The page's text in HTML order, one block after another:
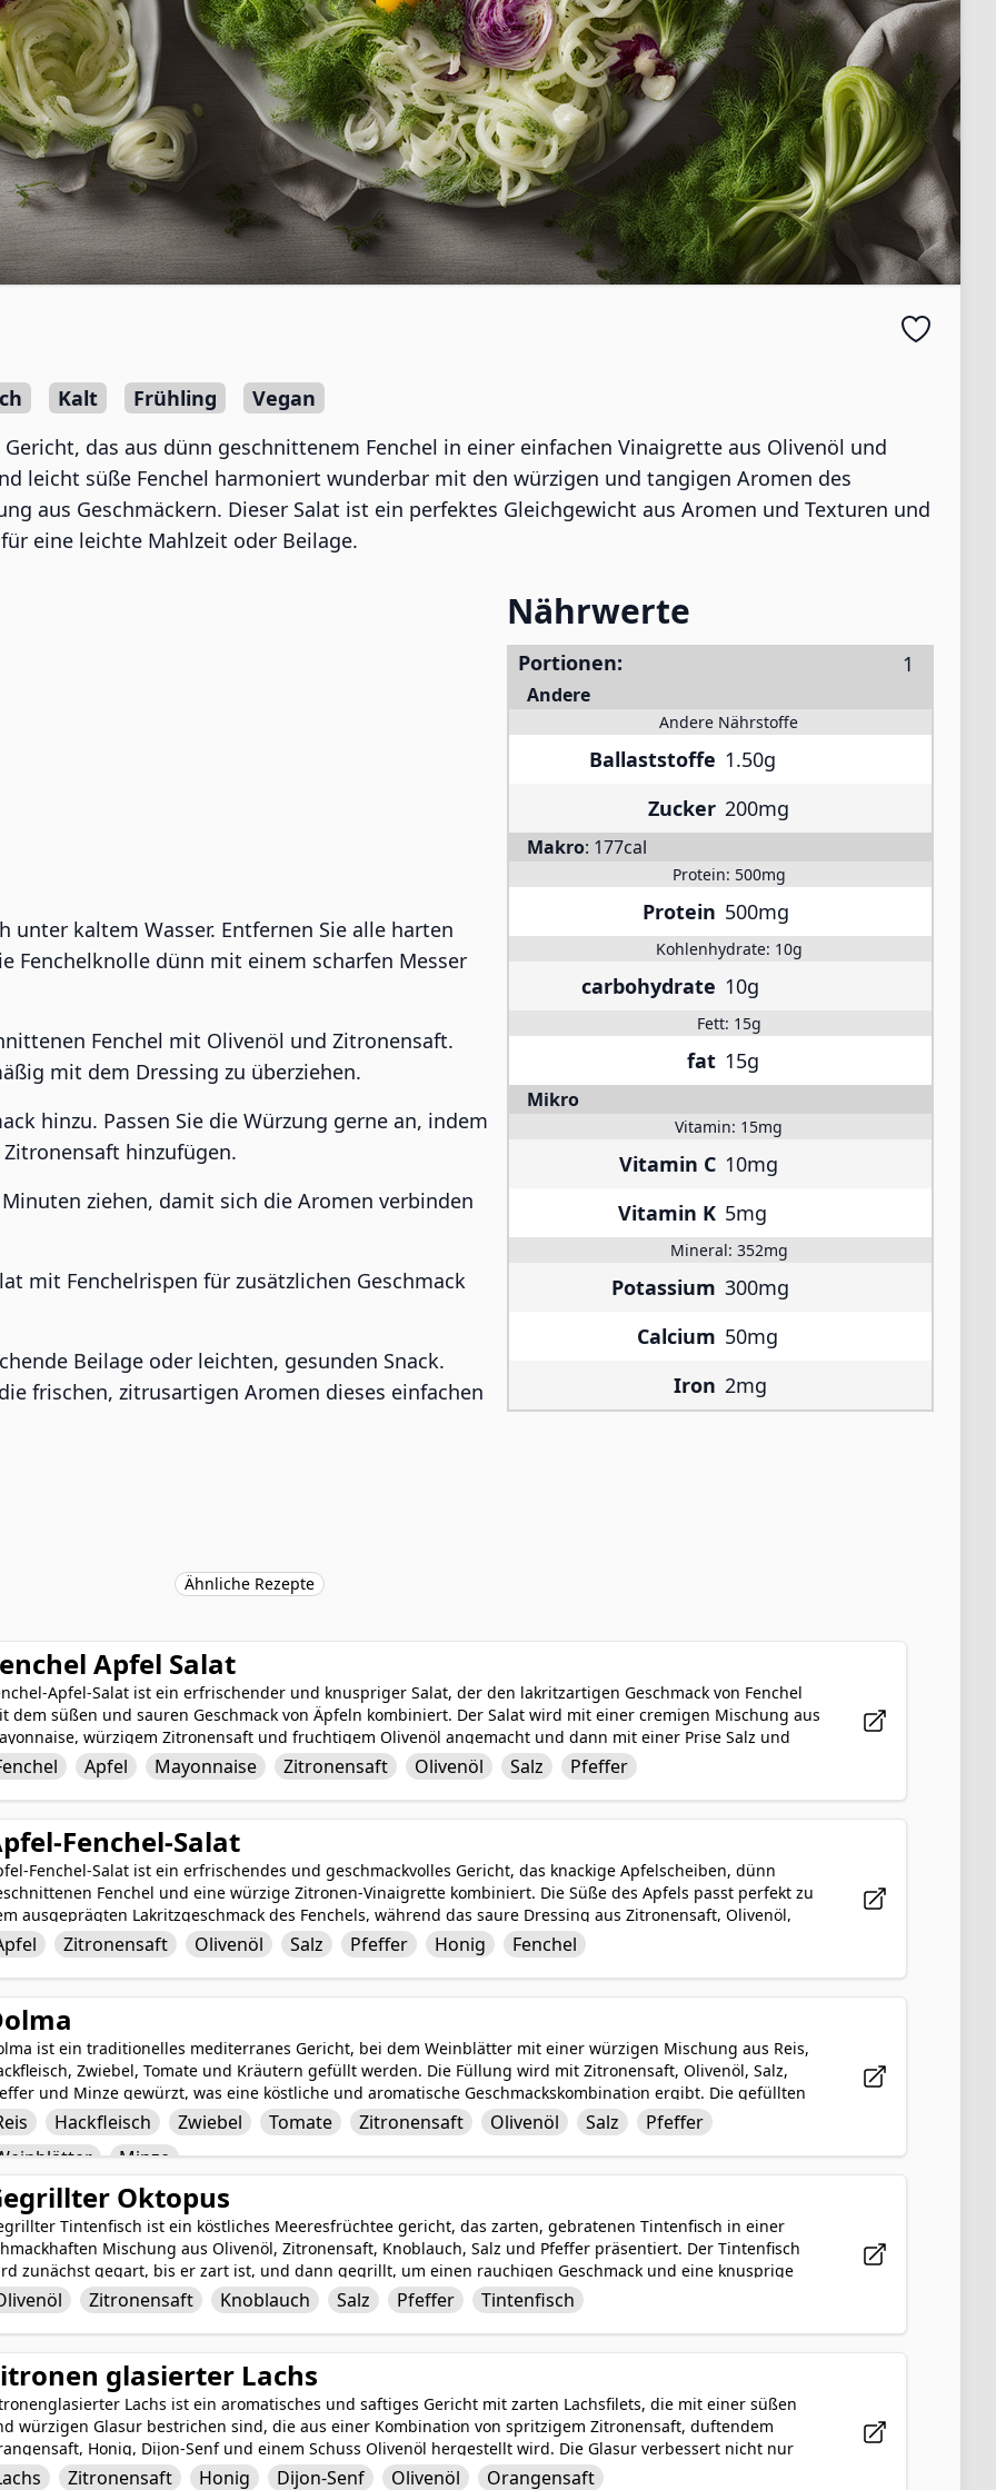
Kalt Frühling
Vegan
das aus dünn geschnittenem Fenchel in einer einfachen Vinaigrette aus Olivenöl und
leicht süße Fenchel harmoniert wunderbar mit den würzigen und tangigen Aromen des
aus Geschmäckern. Dieser Salat ist ein perfektes Gleichgewicht aus Aromen und Texturen und
eine leichte Mahlzeit oder Beilage.
unter kaltem Wasser. Entfernen Sie alle harten
Fenchelknolle dünn mit einem scharfen Messer
Fenchel mit Olivenöl und Zitronensaft.
mit dem Dressing zu überziehen.
hinzu. Passen Sie die Würzung gerne an, indem
hinzufügen.
ziehen, damit sich die Aromen verbinden
mit Fenchelrispen für zusätzlichen Geschmack
Beilage oder leichten, gesunden Snack.
frischen, zitrusartigen Aromen dieses einfachen
Nährwerte
Portionen:
Andere
Andere Nährstoffe
Ballaststoffe 1.50g
Zucker 200mg
Makro: 177cal
Protein: 500mg
Protein 500mg
Kohlenhydrate: 10g
carbohydrate 10g
Fett: 15g
fat 15g
Mikro
Vitamin: 15mg
Vitamin C 10mg
Vitamin K 5mg
Mineral: 352mg
Potassium 300mg
Calcium 50mg
Iron 2mg
Ähnliche Rezepte
Apfel Salat
Apfel-Salat ist ein erfrischender und knuspriger Salat, der den lakritzartigen Geschmack von Fenchel
dem süßen und sauren Geschmack von Äpfeln kombiniert. Der Salat wird mit einer cremigen Mischung aus
würzigem Zitronensaft und fruchtigem Olivenöl angemacht und dann mit einer Prise Salz und
gewürzt. Dieses leichte und geschmackvolle Gericht eignet sich perfekt als Beilage oder Belag für
und Burger und bietet eine einzigartige Mischung aus Aromen und Texturen, die Ihre
sicherlich begeistern werden.
Apfel Mayonnaise Zitronensaft Olivenöl Salz Pfeffer
Fenchel-Salat
Fenchel-Salat ist ein erfrischendes und geschmackvolles Gericht, das knackige Apfelscheiben, dünn
Fenchel und eine würzige Zitronen-Vinaigrette kombiniert. Die Süße des Apfels passt perfekt zu
ausgeprägten Lakritzgeschmack des Fenchels, während das saure Dressing aus Zitronensaft, Olivenöl,
Salz und Pfeffer einen Frische-Kick verleiht. Dieser Salat ist leicht, gesund und perfekt für einen
Nachmittag oder als Beilage, um eine Hauptmahlzeit zu ergänzen.
Zitronensaft Olivenöl Salz Pfeffer Honig Fenchel
ist ein traditionelles mediterranes Gericht, bei dem Weinblätter mit einer würzigen Mischung aus Reis,
Zwiebel, Tomate und Kräutern gefüllt werden. Die Füllung wird mit Zitronensaft, Olivenöl, Salz,
und Minze gewürzt, was eine köstliche und aromatische Geschmackskombination ergibt. Die gefüllten
werden dann gekocht, bis sie zart sind, und ergeben ein herzhaftes und zufriedenstellendes
das in verschiedenen Nahöstlichen und mediterranen Küchen beliebt ist. Dolma wird oft als Vorspeise
Hauptgericht genossen, heiß oder kalt serviert mit einem Beilage von Joghurt oder einem Schuss extra
Hackfleisch Zwiebel Tomate Zitronensaft Olivenöl Salz
Pfeffer
Minze
Oktopus
Tintenfisch ist ein köstliches Meeresfrüchtee gericht, das zarten, gebratenen Tintenfisch in einer
Mischung aus Olivenöl, Zitronensaft, Knoblauch, Salz und Pfeffer präsentiert. Der Tintenfisch
zunächst gegart, bis er zart ist, und dann gegrillt, um einen rauchigen Geschmack und eine knusprige
Textur zu erreichen. Die würzige Marinade durchzieht den Tintenfisch mit einem Schuss von sauren
herzhaften Aromen und ergibt ein köstliches Gericht, das sowohl befriedigend als auch schmackhaft ist.
Tintenfisch ist ein beliebtes mediterranes Gericht, das für seinen einzigartigen Geschmack und die
Kombination von Zutaten bekannt ist.
Zitronensaft Knoblauch Salz Pfeffer Tintenfisch
glasierter Lachs
Lachs ist ein aromatisches und saftiges Gericht mit zarten Lachsfilets, die mit einer süßen
würzigen Glasur bestrichen sind, die aus einer Kombination von spritzigem Zitronensaft, duftendem
Honig, Dijon-Senf und einem Schuss Olivenöl hergestellt wird. Die Glasur verbessert nicht nur
natürlichen Reichtum des Lachses, sondern verleiht dem Fisch auch eine angenehm zitrusartige Note, die
Zitronensaft Honig Dijon-Senf Olivenöl Orangensaft